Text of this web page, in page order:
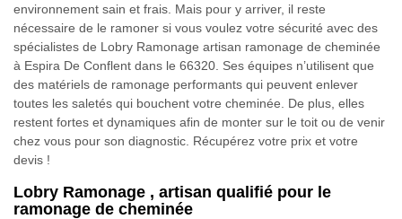
environnement sain et frais. Mais pour y arriver, il reste
nécessaire de le ramoner si vous voulez votre sécurité avec des
spécialistes de Lobry Ramonage artisan ramonage de cheminée
à Espira De Conflent dans le 66320. Ses équipes n’utilisent que
des matériels de ramonage performants qui peuvent enlever
toutes les saletés qui bouchent votre cheminée. De plus, elles
restent fortes et dynamiques afin de monter sur le toit ou de venir
chez vous pour son diagnostic. Récupérez votre prix et votre
devis !
Lobry Ramonage , artisan qualifié pour le
ramonage de cheminée